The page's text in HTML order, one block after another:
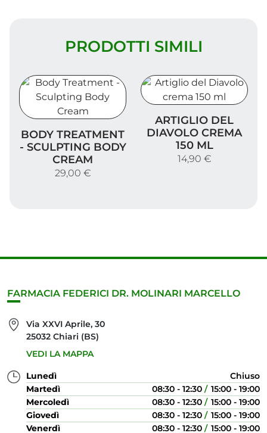
PRODOTTI SIMILI
Body Treatment - Sculpting Body Cream
BODY TREATMENT
- SCULPTING BODY
CREAM
29,00 €
ARTIGLIO DEL
DIAVOLO CREMA
150 ML
14,90 €
FARMACIA FEDERICI DR. MOLINARI MARCELLO
Via XXVI Aprile, 30
25032 Chiari (BS)
VEDI LA MAPPA
Lunedì
Chiuso
Martedì
08:30 - 12:30
15:00 - 19:00
Mercoledì
08:30 - 12:30
15:00 - 19:00
Giovedì
08:30 - 12:30
15:00 - 19:00
Venerdì
08:30 - 12:30 15:00 - 19:00